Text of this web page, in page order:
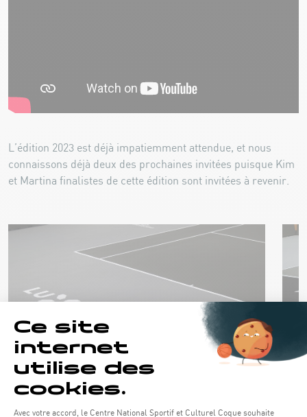
L’édition 2023 est déjà impatiemment attendue, et nous
connaissons déjà deux des prochaines invitées puisque Kim
et Martina finalistes de cette édition sont invitées à revenir.